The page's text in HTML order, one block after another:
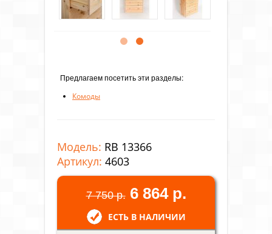
Предлагаем посетить эти разделы:
Комоды
Модель: RB 13366
Артикул: 4603
7 750 р. 6 864 р.
ЕСТЬ В НАЛИЧИИ